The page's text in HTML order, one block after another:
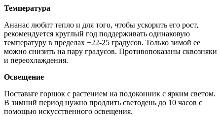
Температура
Ананас любит тепло и для того, чтобы ускорить его рост,
рекомендуется круглый год поддерживать одинаковую
температуру в пределах +22-25 градусов. Только зимой ее
можно снизить на пару градусов. Противопоказаны сквозняки
и переохлаждения.
Освещение
Поставьте горшок с растением на подоконник с ярким светом.
В зимний период нужно продлить светодень до 10 часов с
помощью искусственного освещения.